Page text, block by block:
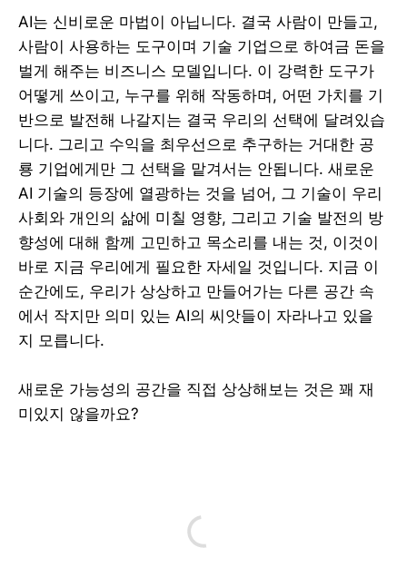
AI는 신비로운 마법이 아닙니다. 결국 사람이 만들고,
사람이 사용하는 도구이며 기술 기업으로 하여금 돈을
벌게 해주는 비즈니스 모델입니다. 이 강력한 도구가
어떻게 쓰이고, 누구를 위해 작동하며, 어떤 가치를 기
반으로 발전해 나갈지는 결국 우리의 선택에 달려있습
니다. 그리고 수익을 최우선으로 추구하는 거대한 공
룡 기업에게만 그 선택을 맡겨서는 안됩니다. 새로운
AI 기술의 등장에 열광하는 것을 넘어, 그 기술이 우리
사회와 개인의 삶에 미칠 영향, 그리고 기술 발전의 방
향성에 대해 함께 고민하고 목소리를 내는 것, 이것이
바로 지금 우리에게 필요한 자세일 것입니다. 지금 이
순간에도, 우리가 상상하고 만들어가는 다른 공간 속
에서 작지만 의미 있는 AI의 씨앗들이 자라나고 있을
지 모릅니다.
새로운 가능성의 공간을 직접 상상해보는 것은 꽤 재
미있지 않을까요?